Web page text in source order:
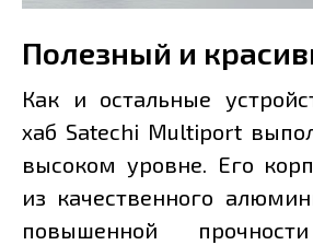
Полезный и
Как и остальные
хаб Satechi Multiport
высоком уровне. Его
из качественного
повышенной